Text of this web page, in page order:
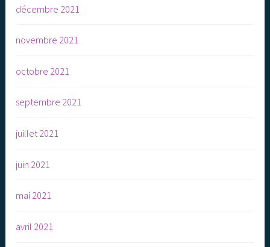
décembre 2021
novembre 2021
octobre 2021
septembre 2021
juillet 2021
juin 2021
mai 2021
avril 2021